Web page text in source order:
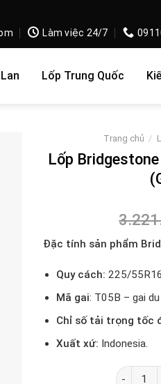
Làm việc 24/7
Lốp Trung Quốc
Trang chủ /
Lốp
Đặc tính sản phẩm
Quy cách: 225/
Mã gai: T05B – gai du
Chỉ số tải trọng tốc
Xuất xứ: Indonesia.
Số lượng